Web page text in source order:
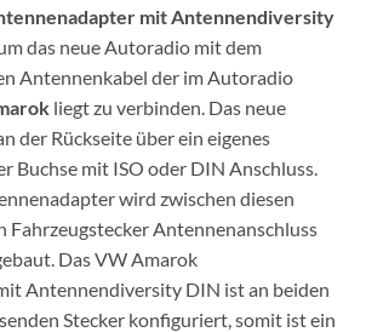
mit Antennendiversity
das neue Autoradio mit dem
Antennenkabel der im Autoradio
liegt zu verbinden. Das neue
der Rückseite über ein eigenes
Buchse mit ISO oder DIN Anschluss.
wird zwischen diesen
Fahrzeugstecker Antennenanschluss
Das VW Amarok
Antennendiversity DIN ist an beiden
Stecker konfiguriert, somit ist ein